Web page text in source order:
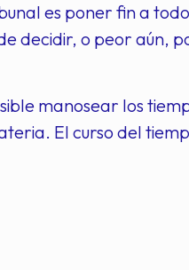
es poner fin a
decidir, o peor aún,
manosear los
El curso del